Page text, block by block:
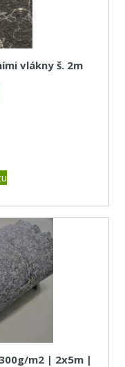
vlákny š. 2m
m2 | 2x5m |